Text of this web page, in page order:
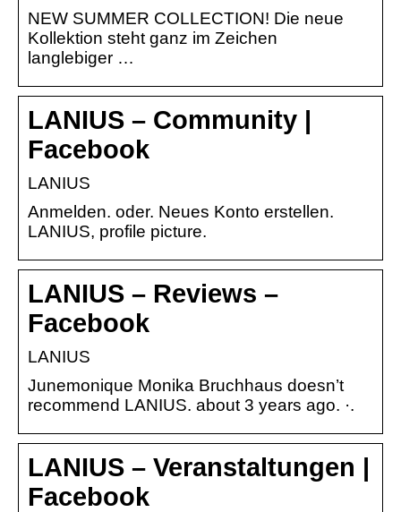
NEW SUMMER COLLECTION! Die neue
Kollektion steht ganz im Zeichen
langlebiger …
LANIUS – Community |
Facebook
LANIUS
Anmelden. oder. Neues Konto erstellen.
LANIUS, profile picture.
LANIUS – Reviews –
Facebook
LANIUS
Junemonique Monika Bruchhaus doesn’t
recommend LANIUS. about 3 years ago. ·.
LANIUS – Veranstaltungen |
Facebook